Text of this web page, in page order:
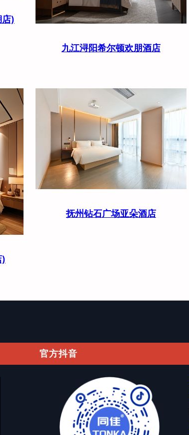
店)
九江浔阳希尔顿欢朋酒店
)
抚州钻石广场亚朵酒店
官方抖音